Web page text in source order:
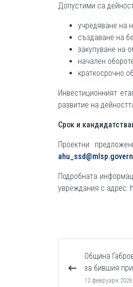
Допустими са
учредяване на
създаване на
закупуване на
начален
краткосрочно
Инвестиционният
развитие на
Срок и
Проектни
Подробната
увреждания с адрес:
Община
за бившия
12 февруари 2026